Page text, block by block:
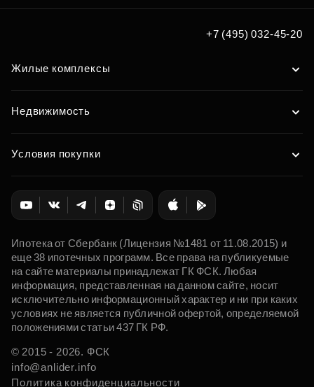
+7 (495) 032-45-20
Жилые комплексы
Недвижимость
Условия покупки
Ипотека от Сбербанк (Лицензия №1481 от 11.08.2015) и
еще 38 ипотечных программ. Все права на публикуемые
на сайте материалы принадлежат ГК ФСК. Любая
информация, представленная на данном сайте, носит
исключительно информационный характер и ни при каких
условиях не является публичной офертой, определяемой
положениями статьи 437 ГК РФ.
© 2015 - 2026. ФСК
info@anlider.info
Политика конфиденциальности